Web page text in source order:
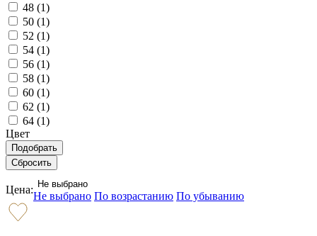
48 (1)
50 (1)
52 (1)
54 (1)
56 (1)
58 (1)
60 (1)
62 (1)
64 (1)
Цвет
Цена: Не выбрано
Не выбрано По возрастанию По убыванию